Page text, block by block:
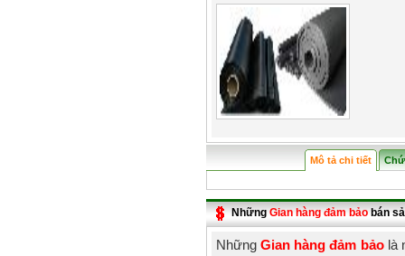
Mô tả chi tiết
NhữngGian hàng đảm bảobán
NhữngGian hàng đảm bảolà